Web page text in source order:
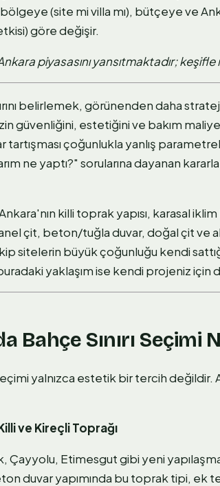
(site mi villa mı), bütçeye ve
göre değişir.
piyasasını yansıtmaktadır; keşifle
belirlemek, görünenden daha
güvenliğini, estetiğini ve bakım
çoğunlukla yanlış
ne yaptı?" sorularına dayanan
killi toprak yapısı, karasal iklim
çit, beton/tuğla duvar, doğal çit ve
sitelerin büyük çoğunluğu kendi
yaklaşım ise kendi projeniz için
Bahçe Sınırı Seçimi
yalnızca estetik bir tercih
ve Kireçli Toprağı
Çayyolu, Etimesgut gibi yeni
duvar yapımında bu toprak tipi,